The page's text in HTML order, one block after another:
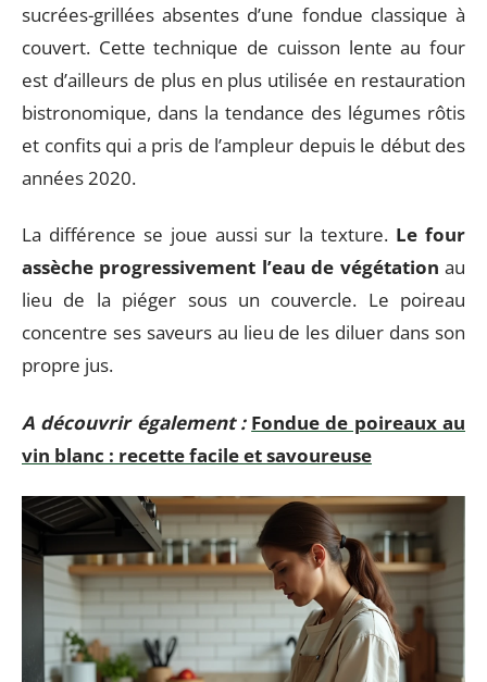
sucrées-grillées absentes d’une fondue classique à
couvert. Cette technique de cuisson lente au four
est d’ailleurs de plus en plus utilisée en restauration
bistronomique, dans la tendance des légumes rôtis
et confits qui a pris de l’ampleur depuis le début des
années 2020.
La différence se joue aussi sur la texture. Le four
assèche progressivement l’eau de végétation au
lieu de la piéger sous un couvercle. Le poireau
concentre ses saveurs au lieu de les diluer dans son
propre jus.
A découvrir également : Fondue de poireaux au
vin blanc : recette facile et savoureuse